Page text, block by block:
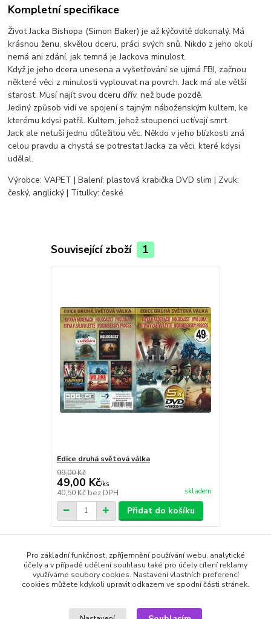
Kompletní specifikace
Život Jacka Bishopa (Simon Baker) je až kýčovitě dokonalý. Má
krásnou ženu, skvělou dceru, práci svých snů. Nikdo z jeho okolí
nemá ani zdání, jak temná je Jackova minulost.
Když je jeho dcera unesena a vyšetřování se ujímá FBI, začnou
některé věci z minulosti vyplouvat na povrch. Jack má ale větší
starost. Musí najít svou dceru dřív, než bude pozdě.
Jediný způsob vidí ve spojení s tajným náboženským kultem, ke
kterému kdysi patřil. Kultem, jehož stoupenci uctívají smrt.
Jack ale netuší jednu důležitou věc. Někdo v jeho blízkosti zná
celou pravdu a chystá se potrestat Jacka za věci, které kdysi
udělal.
Výrobce: VAPET | Balení: plastová krabička DVD slim | Zvuk:
český, anglický | Titulky: české
Související zboží 1
Edice druhá světová válka
99,00 Kč
49,00 Kč/ks
40,50 Kč bez DPH skladem
Přidat do košíku
Zboží zařazeno v kategoriích
DVD filmy
Pro základní funkčnost, zpříjemnění používání webu, analytické
účely a v případě udělení souhlasu také pro účely cílení reklamy
využíváme soubory cookies. Nastavení vlastních preferencí
cookies můžete kdykoli upravit odkazem ve spodní části stránek.